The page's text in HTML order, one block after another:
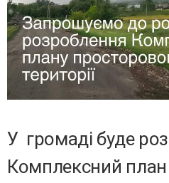
У громаді буде
Комплексний